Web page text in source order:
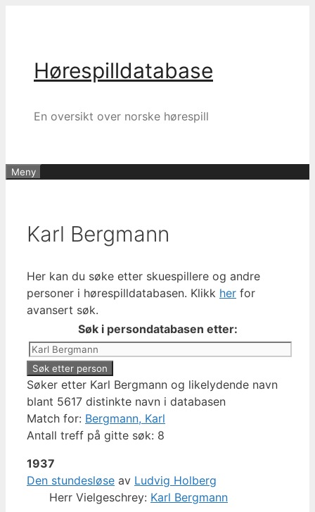
Hørespilldatabase
En oversikt over norske hørespill
Meny
Karl Bergmann
Her kan du søke etter skuespillere og andre
personer i hørespilldatabasen. Klikk her for
avansert søk.
Søk i persondatabasen etter:
Søker etter Karl Bergmann og likelydende navn
blant 5617 distinkte navn i databasen
Match for: Bergmann, Karl
Antall treff på gitte søk: 8
1937
Den stundesløse av Ludvig Holberg
Herr Vielgeschrey: Karl Bergmann